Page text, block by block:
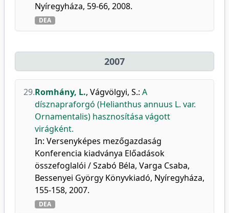
Nyíregyháza, 59-66, 2008.
DEA
2007
29.Romhány, L., Vágvölgyi, S.: A
dísznapraforgó (Helianthus annuus L. var.
Ornamentalis) hasznosítása vágott
virágként.
In: Versenyképes mezőgazdaság
Konferencia kiadványa Előadások
összefoglalói / Szabó Béla, Varga Csaba,
Bessenyei György Könyvkiadó, Nyíregyháza,
155-158, 2007.
DEA